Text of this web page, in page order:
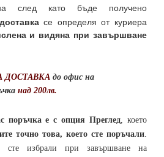
след като бъде получено
се определя от куриера
и видяна при завършване
ДОСТАВКА до офис на
над 200лв.
поръчка е с опция Преглед, което
точно това, което сте поръчали.
сте избрали при завършване на